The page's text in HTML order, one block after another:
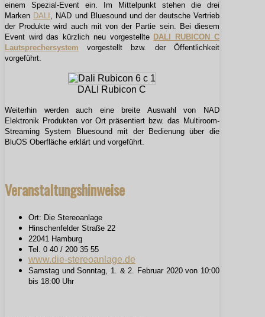
einem Spezial-Event ein.
Im Mittelpunkt stehen die drei
Marken DALI , NAD und Bluesound und der deutsche Vertrieb
der Produkte wird auch mit von der Partie sein. Bei diesem
Event wird das kürzlich neu vorgestellte DALI RUBICON C
Lautsprechersystem vorgestellt bzw. der Öffentlichkeit
vorgeführt.
DALI Rubicon C
Weiterhin werden auch eine breite Auswahl von NAD
Elektronik Produkten vor Ort präsentiert bzw. das Multiroom-
Streaming System Bluesound mit der Bedienung über die
BluOS Oberfläche erklärt und vorgeführt.
Veranstaltungshinweise
Ort: Die Stereoanlage
Hinschenfelder Straße 22
22041 Hamburg
Tel. 0 40 / 200 35 55
www.die-stereoanlage.de
Samstag und Sonntag, 1. & 2. Februar 2020 von 10:00
bis 18:00 Uhr